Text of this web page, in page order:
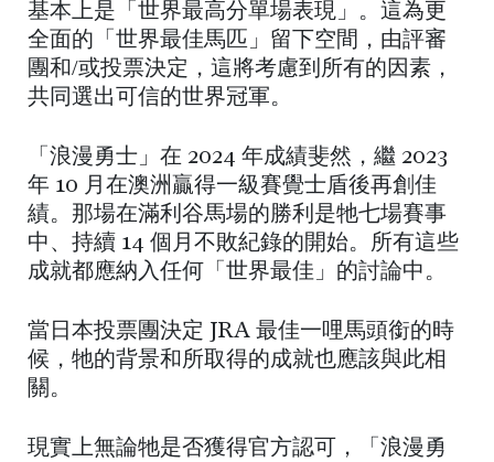
基本上是「世界最高分單場表現」。這為更
全面的「世界最佳馬匹」留下空間，由評審
團和/或投票決定，這將考慮到所有的因素，
共同選出可信的世界冠軍。
「浪漫勇士」在 2024 年成績斐然，繼 2023
年 10 月在澳洲贏得一級賽覺士盾後再創佳
績。那場在滿利谷馬場的勝利是牠七場賽事
中、持續 14 個月不敗紀錄的開始。所有這些
成就都應納入任何「世界最佳」的討論中。
當日本投票團決定 JRA 最佳一哩馬頭銜的時
候，牠的背景和所取得的成就也應該與此相
關。
現實上無論牠是否獲得官方認可，「浪漫勇